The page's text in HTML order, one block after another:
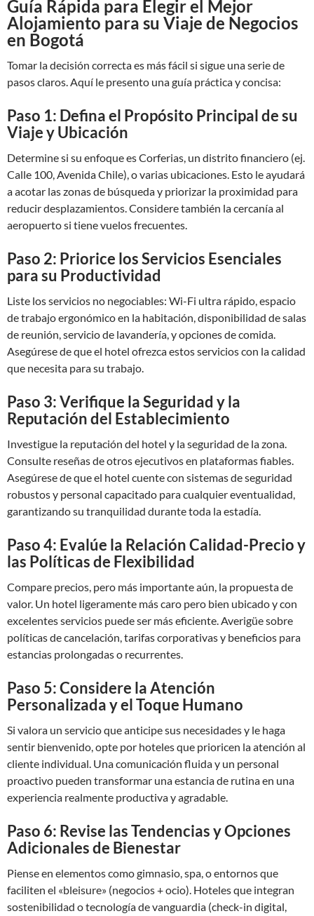
Guía Rápida para Elegir el Mejor
Alojamiento para su Viaje de Negocios
en Bogotá
Tomar la decisión correcta es más fácil si sigue una serie de
pasos claros. Aquí le presento una guía práctica y concisa:
Paso 1: Defina el Propósito Principal de su
Viaje y Ubicación
Determine si su enfoque es Corferias, un distrito financiero (ej.
Calle 100, Avenida Chile), o varias ubicaciones. Esto le ayudará
a acotar las zonas de búsqueda y priorizar la proximidad para
reducir desplazamientos. Considere también la cercanía al
aeropuerto si tiene vuelos frecuentes.
Paso 2: Priorice los Servicios Esenciales
para su Productividad
Liste los servicios no negociables: Wi-Fi ultra rápido, espacio
de trabajo ergonómico en la habitación, disponibilidad de salas
de reunión, servicio de lavandería, y opciones de comida.
Asegúrese de que el hotel ofrezca estos servicios con la calidad
que necesita para su trabajo.
Paso 3: Verifique la Seguridad y la
Reputación del Establecimiento
Investigue la reputación del hotel y la seguridad de la zona.
Consulte reseñas de otros ejecutivos en plataformas fiables.
Asegúrese de que el hotel cuente con sistemas de seguridad
robustos y personal capacitado para cualquier eventualidad,
garantizando su tranquilidad durante toda la estadía.
Paso 4: Evalúe la Relación Calidad-Precio y
las Políticas de Flexibilidad
Compare precios, pero más importante aún, la propuesta de
valor. Un hotel ligeramente más caro pero bien ubicado y con
excelentes servicios puede ser más eficiente. Averigüe sobre
políticas de cancelación, tarifas corporativas y beneficios para
estancias prolongadas o recurrentes.
Paso 5: Considere la Atención
Personalizada y el Toque Humano
Si valora un servicio que anticipe sus necesidades y le haga
sentir bienvenido, opte por hoteles que prioricen la atención al
cliente individual. Una comunicación fluida y un personal
proactivo pueden transformar una estancia de rutina en una
experiencia realmente productiva y agradable.
Paso 6: Revise las Tendencias y Opciones
Adicionales de Bienestar
Piense en elementos como gimnasio, spa, o entornos que
faciliten el «bleisure» (negocios + ocio). Hoteles que integran
sostenibilidad o tecnología de vanguardia (check-in digital,